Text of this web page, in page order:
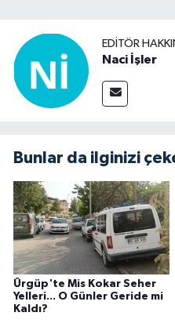
EDITÖR
Naci İşler
Bunlar da ilginizi
Ürgüp'te Mis Kokar Seher
Yelleri... O Günler Geride mi
Kaldı?